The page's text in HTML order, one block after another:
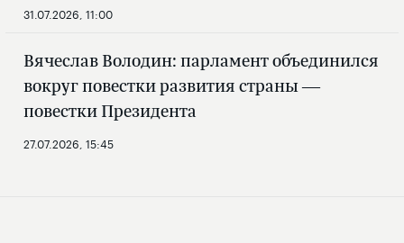
31.07.2026, 11:00
Вячеслав Володин: парламент объединился
вокруг повестки развития страны —
повестки Президента
27.07.2026, 15:45